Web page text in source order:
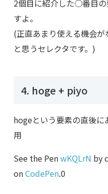
2個目に紹介した○番目
すよ。
(正直あまり使える機会
と思うセレクタです。)
4. hoge + piyo
hogeという要素の直後
用
See the PenwKQLrN by
onCodePen.0